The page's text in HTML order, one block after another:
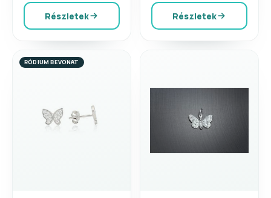
Részletek Részletek
RÓDIUM BEVONAT